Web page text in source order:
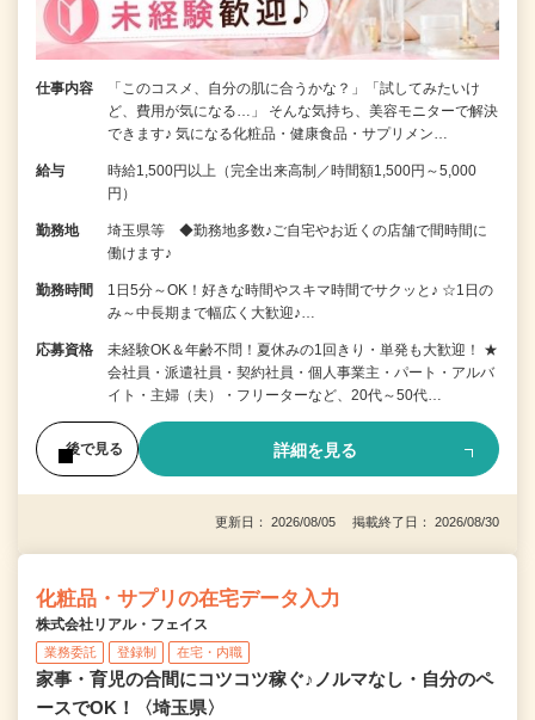
仕事内容
「このコスメ、自分の肌に合うかな？」「試してみたいけ
ど、費用が気になる…」 そんな気持ち、美容モニターで解決
できます♪ 気になる化粧品・健康食品・サプリメン…
給与
時給1,500円以上（完全出来高制／時間額1,500円～5,000
円）
勤務地
埼玉県等 ◆勤務地多数♪ご自宅やお近くの店舗で間時間に
働けます♪
勤務時間
1日5分～OK！好きな時間やスキマ時間でサクッと♪ ☆1日の
み～中長期まで幅広く大歓迎♪…
応募資格
未経験OK＆年齢不問！夏休みの1回きり・単発も大歓迎！ ★
会社員・派遣社員・契約社員・個人事業主・パート・アルバ
イト・主婦（夫）・フリーターなど、20代～50代…
後で見る 詳細を見る
更新日： 2026/08/05 掲載終了日： 2026/08/30
化粧品・サプリの在宅データ入力
株式会社リアル・フェイス
業務委託 登録制 在宅・内職
家事・育児の合間にコツコツ稼ぐ♪ノルマなし・自分のペ
ースでOK！〈埼玉県〉